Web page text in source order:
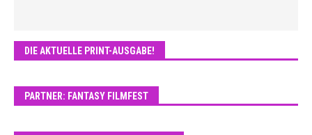
DIE AKTUELLE PRINT-AUSGABE!
PARTNER: FANTASY FILMFEST